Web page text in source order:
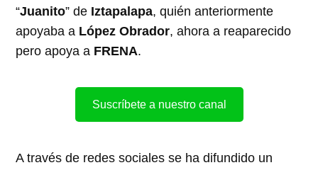
“Juanito” de Iztapalapa, quién anteriormente
apoyaba a López Obrador, ahora a reaparecido
pero apoya a FRENA.
Suscríbete a nuestro canal
A través de redes sociales se ha difundido un